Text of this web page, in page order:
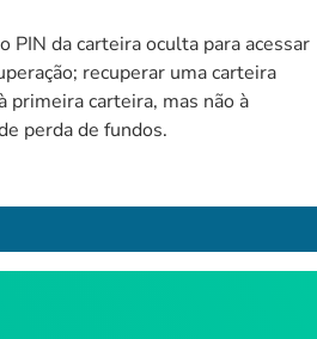
PIN da carteira oculta para acessar
recuperar uma carteira
primeira carteira, mas não à
perda de fundos.